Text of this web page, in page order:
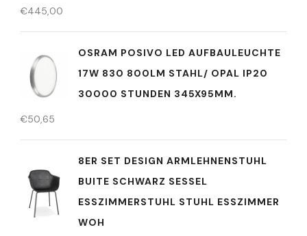
€445,00
OSRAM POSIVO LED AUFBAULEUCHTE
17W 830 800LM STAHL/ OPAL IP20
30000 STUNDEN 345X95MM.
€50,65
8ER SET DESIGN ARMLEHNENSTUHL
BUITE SCHWARZ SESSEL
ESSZIMMERSTUHL STUHL ESSZIMMER
WOH